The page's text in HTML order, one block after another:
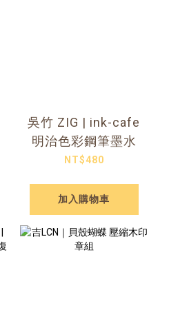
吳竹 ZIG | ink-cafe
明治色彩鋼筆墨水
NT$480
加入購物車